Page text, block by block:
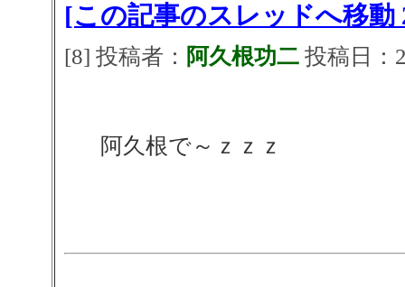
[この記事のスレッドへ移動
[8] 投稿者： 阿久根功二投稿日：
阿久根で～ｚｚｚ